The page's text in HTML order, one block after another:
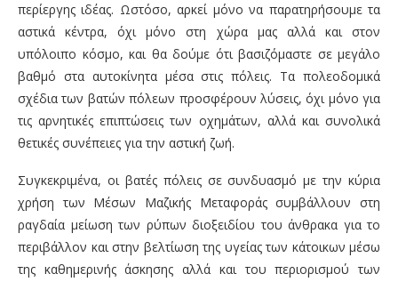
περίεργης ιδέας. Ωστόσο, αρκεί μόνο να παρατηρήσουμε τα
αστικά κέντρα, όχι μόνο στη χώρα μας αλλά και στον
υπόλοιπο κόσμο, και θα δούμε ότι βασιζόμαστε σε μεγάλο
βαθμό στα αυτοκίνητα μέσα στις πόλεις. Τα πολεοδομικά
σχέδια των βατών πόλεων προσφέρουν λύσεις, όχι μόνο για
τις αρνητικές επιπτώσεις των οχημάτων, αλλά και συνολικά
θετικές συνέπειες για την αστική ζωή.
Συγκεκριμένα, οι βατές πόλεις σε συνδυασμό με την κύρια
χρήση των Μέσων Μαζικής Μεταφοράς συμβάλλουν στη
ραγδαία μείωση των ρύπων διοξειδίου του άνθρακα για το
περιβάλλον και στην βελτίωση της υγείας των κάτοικων μέσω
της καθημερινής άσκησης αλλά και του περιορισμού των